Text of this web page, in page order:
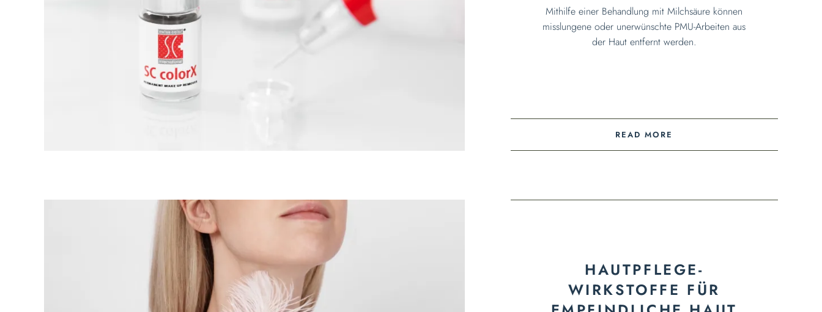
Mithilfe einer Behandlung mit Milchsäure können
misslungene oder unerwünschte PMU-Arbeiten aus
der Haut entfernt werden.
READ MORE
HAUTPFLEGE-
WIRKSTOFFE FÜR